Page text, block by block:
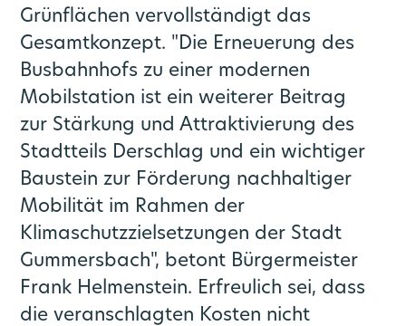
Grünflächen vervollständigt das
Gesamtkonzept. "Die Erneuerung des
Busbahnhofs zu einer modernen
Mobilstation ist ein weiterer Beitrag
zur Stärkung und Attraktivierung des
Stadtteils Derschlag und ein wichtiger
Baustein zur Förderung nachhaltiger
Mobilität im Rahmen der
Klimaschutzzielsetzungen der Stadt
Gummersbach", betont Bürgermeister
Frank Helmenstein. Erfreulich sei, dass
die veranschlagten Kosten nicht